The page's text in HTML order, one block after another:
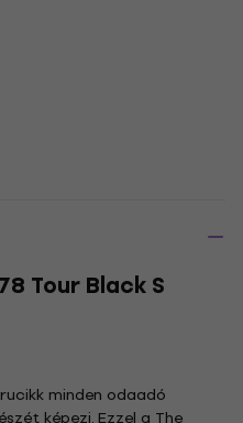
Tour Black S
minden odaadó